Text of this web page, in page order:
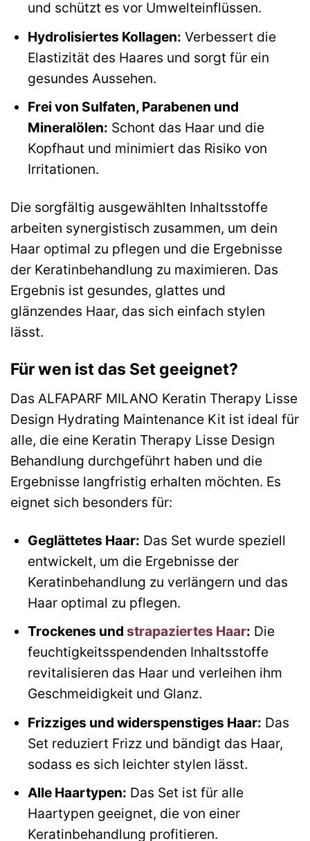
und schützt es vor Umwelteinflüssen.
Hydrolisiertes Kollagen: Verbessert die
Elastizität des Haares und sorgt für ein
gesundes Aussehen.
Frei von Sulfaten, Parabenen und
Mineralölen: Schont das Haar und die
Kopfhaut und minimiert das Risiko von
Irritationen.
Die sorgfältig ausgewählten Inhaltsstoffe
arbeiten synergistisch zusammen, um dein
Haar optimal zu pflegen und die Ergebnisse
der Keratinbehandlung zu maximieren. Das
Ergebnis ist gesundes, glattes und
glänzendes Haar, das sich einfach stylen
lässt.
Für wen ist das Set geeignet?
Das ALFAPARF MILANO Keratin Therapy Lisse
Design Hydrating Maintenance Kit ist ideal für
alle, die eine Keratin Therapy Lisse Design
Behandlung durchgeführt haben und die
Ergebnisse langfristig erhalten möchten. Es
eignet sich besonders für:
Geglättetes Haar: Das Set wurde speziell
entwickelt, um die Ergebnisse der
Keratinbehandlung zu verlängern und das
Haar optimal zu pflegen.
Trockenes und strapaziertes Haar: Die
feuchtigkeitsspendenden Inhaltsstoffe
revitalisieren das Haar und verleihen ihm
Geschmeidigkeit und Glanz.
Frizziges und widerspenstiges Haar: Das
Set reduziert Frizz und bändigt das Haar,
sodass es sich leichter stylen lässt.
Alle Haartypen: Das Set ist für alle
Haartypen geeignet, die von einer
Keratinbehandlung profitieren.